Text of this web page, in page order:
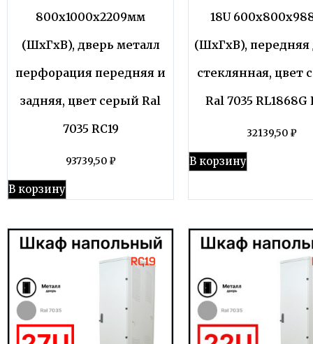
800x1000x2209мм
(ШхГхВ), дверь металл
перфорация передняя и
задняя, цвет серый Ral
7035 RC19
93739,50 ₽
В корзину
18U
(ШхГхВ), передняя
стеклянная, цвет
Ral 7035 RL1868G
32139,50 ₽
В корзину